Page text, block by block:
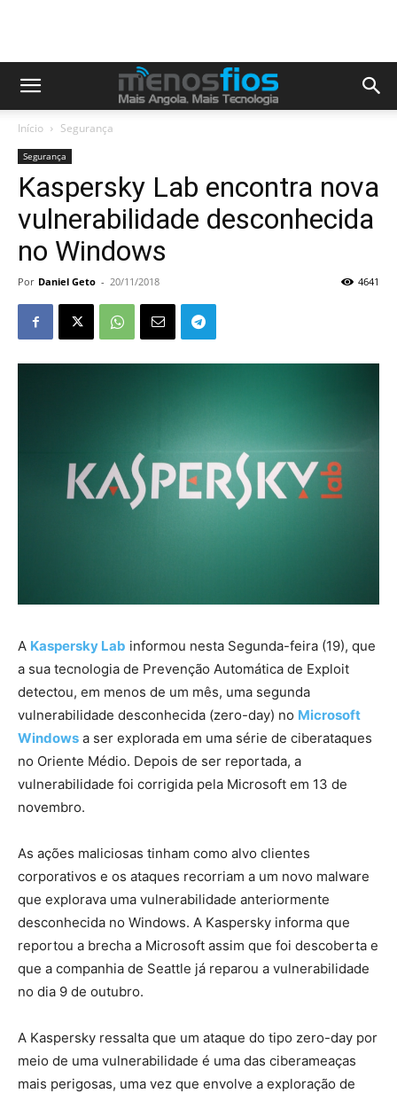
Início Segurança
Segurança
Kaspersky Lab encontra nova
vulnerabilidade desconhecida
no Windows
Por Daniel Geto - 20/11/2018 4641
A Kaspersky Lab informou nesta Segunda-feira (19), que
a sua tecnologia de Prevenção Automática de Exploit
detectou, em menos de um mês, uma segunda
vulnerabilidade desconhecida (zero-day) no Microsoft
Windows a ser explorada em uma série de ciberataques
no Oriente Médio. Depois de ser reportada, a
vulnerabilidade foi corrigida pela Microsoft em 13 de
novembro.
As ações maliciosas tinham como alvo clientes
corporativos e os ataques recorriam a um novo malware
que explorava uma vulnerabilidade anteriormente
desconhecida no Windows. A Kaspersky informa que
reportou a brecha a Microsoft assim que foi descoberta e
que a companhia de Seattle já reparou a vulnerabilidade
no dia 9 de outubro.
A Kaspersky ressalta que um ataque do tipo zero-day por
meio de uma vulnerabilidade é uma das ciberameaças
mais perigosas, uma vez que envolve a exploração de